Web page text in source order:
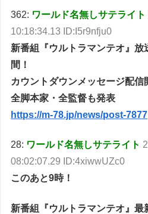
362: ワールド名無しサテライト
10:18:34.13 ID:I5r9nfju0
新番組『ウルトラマンテオ』放
間！
カウントダウンメッセージ配信
全脚本家・全監督も発表
https://m-78.jp/news/post-7877
28: ワールド名無しサテライト
08:02:07.29 ID:4xiwwUZc0
このあと9時！
新番組『ウルトラマンテオ』最